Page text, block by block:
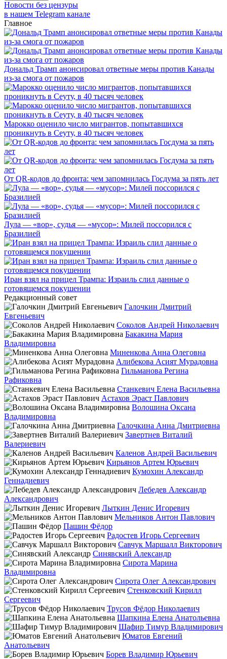
Новости без цензуры
в нашем Telegram канале
Главное
Дональд Трамп анонсировал ответные меры против Канады
из-за смога от пожаров
Марокко оценило число мигрантов, попытавшихся
проникнуть в Сеуту, в 40 тысяч человек
От QR-кодов до фронта: чем запомнилась Госдума за пять лет
Лула — «вор», судья — «мусор»: Милей поссорился с
Бразилией
Иран взял на прицел Трампа: Израиль слил данные о
готовящемся покушении
Редакционный совет
Галочкин Дмитрий
Евгеньевич
Соколов Андрей Николаевич
Бакакина Мария
Владимировна
Миненкова Анна Олеговна
Алибекова Асият Мурадовна
Гильманова Регина
Рафиковна
Станкевич Елена Васильевна
Астахов Эраст Павлович
Волошина Оксана
Владимировна
Галочкина Анна Дмитриевна
Завертнев Виталий
Валериевич
Каленов Андрей Васильевич
Кирьянов Артем Юрьевич
Кумохин Александр
Геннадиевич
Лебедев Александр
Александрович
Лыткин Денис Игоревич
Мельников Антон Павлович
Пашин Фёдор
Радостев Игорь Сергеевич
Савчук Маршалл Викторович
Синявский Александр
Сирота Марина
Владимировна
Сирота Олег Александрович
Стенковский Кирилл
Сергеевич
Трусов Фёдор Николаевич
Шапкина Елена Анатольевна
Шафир Тимур Владимирович
Юматов Евгений
Анатольевич
Борев Владимир Юрьевич